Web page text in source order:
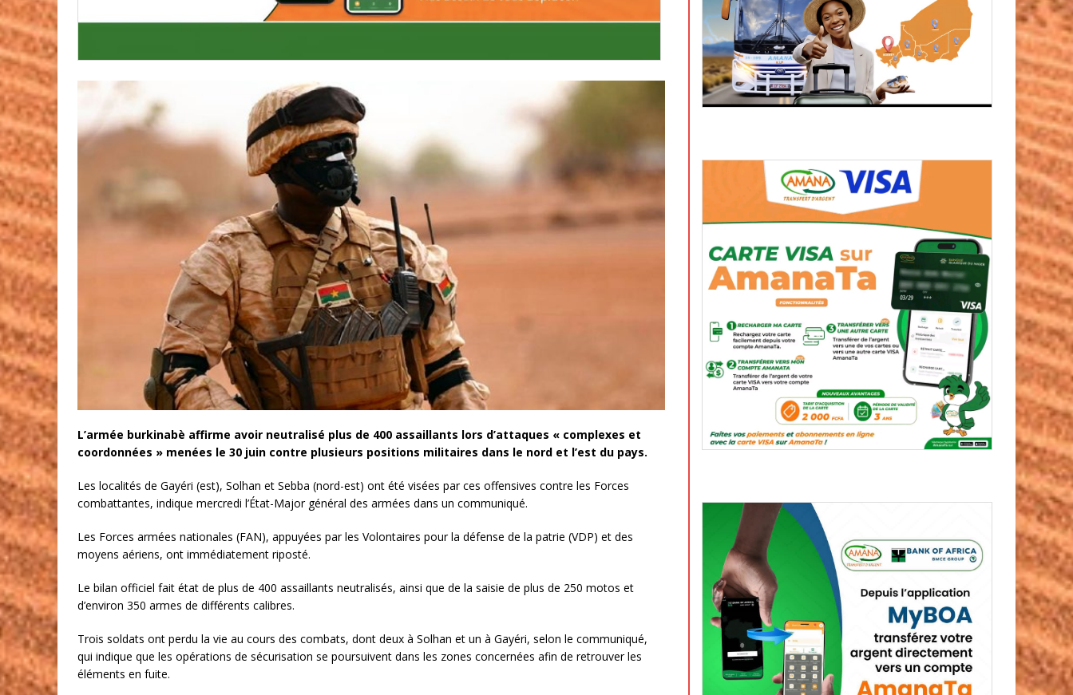
L’armée burkinabè affirme avoir neutralisé plus de 400 assaillants lors d’attaques « complexes et
coordonnées » menées le 30 juin contre plusieurs positions militaires dans le nord et l’est du pays.
Les localités de Gayéri (est), Solhan et Sebba (nord-est) ont été visées par ces offensives contre les Forces
combattantes, indique mercredi l’État-Major général des armées dans un communiqué.
Les Forces armées nationales (FAN), appuyées par les Volontaires pour la défense de la patrie (VDP) et des
moyens aériens, ont immédiatement riposté.
Le bilan officiel fait état de plus de 400 assaillants neutralisés, ainsi que de la saisie de plus de 250 motos et
d’environ 350 armes de différents calibres.
Trois soldats ont perdu la vie au cours des combats, dont deux à Solhan et un à Gayéri, selon le communiqué,
qui indique que les opérations de sécurisation se poursuivent dans les zones concernées afin de retrouver les
éléments en fuite.